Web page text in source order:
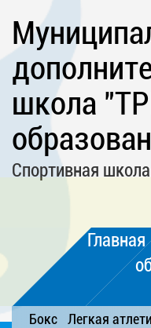
школа
Спортивная
Главная
Бокс Легкая